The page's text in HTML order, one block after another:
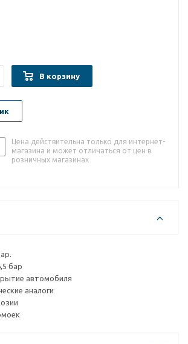
В корзину
Цена действительна только для интернет-
магазина и может отличаться от цен в
розничных магазинах
бар
автомобиля
аналоги